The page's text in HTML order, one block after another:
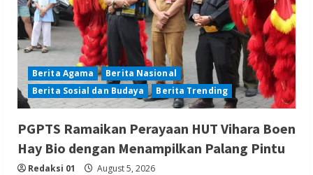
Berita Agama
Berita Nasional
Berita Sosial dan Budaya
Berita Trending
PGPTS Ramaikan Perayaan HUT Vihara Boen
Hay Bio dengan Menampilkan Palang Pintu
Redaksi 01 August 5, 2026